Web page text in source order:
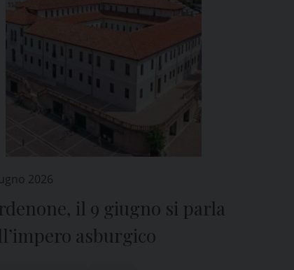
2026
il 9 giugno si parla
asburgico